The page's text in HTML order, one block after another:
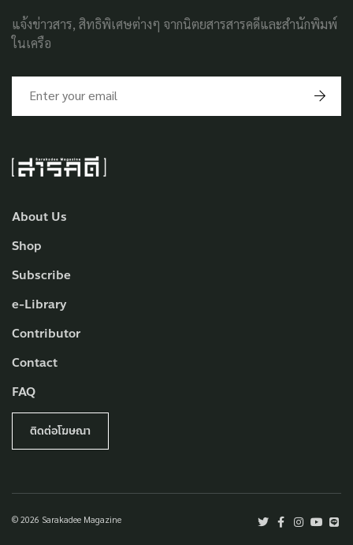
About Us
Shop
Subscribe
e-Library
Contributor
Contact
FAQ
ติดต่อโฆษณา
© 2026 Sarakadee Magazine
แจ้งข่าวสาร, สิทธิพิเศษต่างๆ จากนิตยสารสารคดีและสำนักพิมพ์
ในเครือ